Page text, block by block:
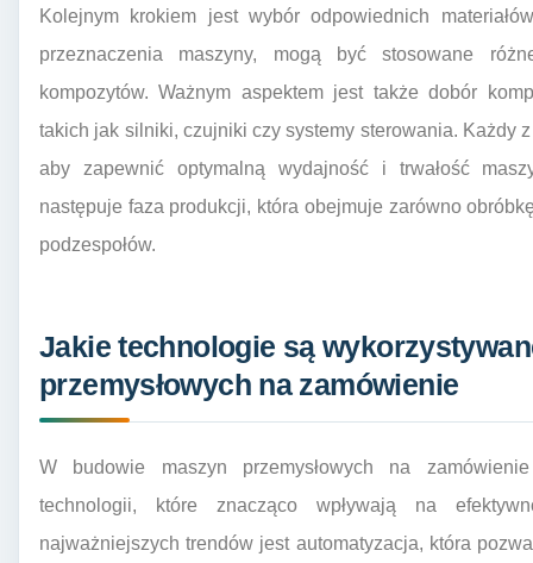
Kolejnym krokiem jest wybór odpowiednich
przeznaczenia maszyny, mogą być stosowane
kompozytów. Ważnym aspektem jest także dobór
takich jak silniki, czujniki czy systemy sterowania. Każdy
aby zapewnić optymalną wydajność i trwałość
następuje faza produkcji, która obejmuje zarówno
podzespołów.
Jakie technologie są
przemysłowych na zamówienie
W budowie maszyn przemysłowych na
technologii, które znacząco wpływają na
najważniejszych trendów jest automatyzacja, która